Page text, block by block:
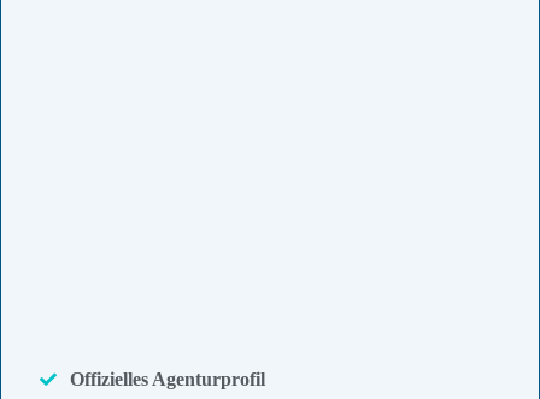
Offizielles Agenturprofil